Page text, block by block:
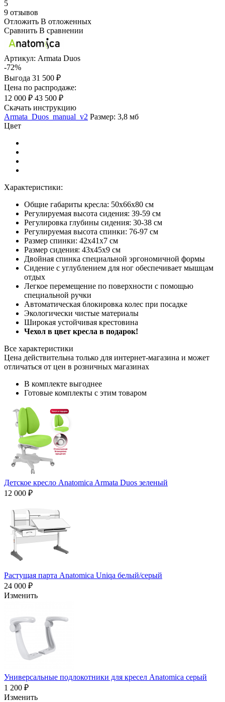
5
9 отзывов
Отложить В отложенных
Сравнить В сравнении
Артикул: Armata Duos
-72%
Выгода 31 500 ₽
Цена по распродаже:
12 000 ₽ 43 500 ₽
Скачать инструкцию
Armata_Duos_manual_v2 Размер: 3,8 мб
Цвет
Характеристики:
Общие габариты кресла: 50х66х80 см
Регулируемая высота сидения: 39-59 см
Регулировка глубины сидения: 30-38 см
Регулируемая высота спинки: 76-97 см
Размер спинки: 42х41х7 см
Размер сидения: 43х45х9 см
Двойная спинка специальной эргономичной формы
Сидение с углублением для ног обеспечивает мышцам
отдых
Легкое перемещение по поверхности с помощью
специальной ручки
Автоматическая блокировка колес при посадке
Экологически чистые материалы
Широкая устойчивая крестовина
Чехол в цвет кресла в подарок!
Все характеристики
Цена действительна только для интернет-магазина и может
отличаться от цен в розничных магазинах
В комплекте выгоднее
Готовые комплекты с этим товаром
Детское кресло Anatomica Armata Duos зеленый
12 000 ₽
Растущая парта Anatomica Uniqa белый/серый
24 000 ₽
Изменить
Универсальные подлокотники для кресел Anatomica серый
1 200 ₽
Изменить